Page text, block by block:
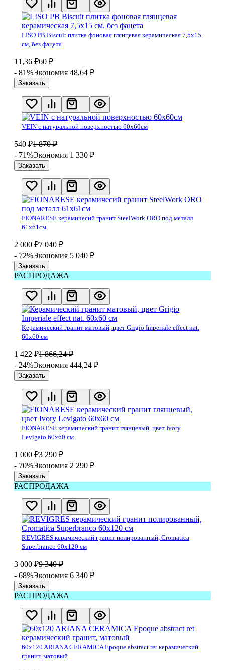
LISO PB Biscuit плитка фоновая глянцевая керамическая 7,5х15
см, без фацета
11,36 ₽60 ₽
- 81%Экономия 48,64 ₽
Заказать
VEIN с натуральной поверхностью 60х60см
540 ₽1 870 ₽
- 71%Экономия 1 330 ₽
Заказать
FIONARESE керамичесий гранит SteelWork ORO под металл
61х61см
2 000 ₽7 040 ₽
- 72%Экономия 5 040 ₽
Заказать
РАСПРОДАЖА
Керамический гранит матовый, цвет Grigio Imperiale effect nat.
60х60 см
1 422 ₽1 866,24 ₽
- 24%Экономия 444,24 ₽
Заказать
FIONARESE керамический гранит глянцевый, цвет Ivory
Levigato 60х60 см
1 000 ₽3 290 ₽
- 70%Экономия 2 290 ₽
Заказать
РАСПРОДАЖА
REVIGRES керамический гранит полированный, Cromatica
Superbranco 60х120 см
3 000 ₽9 340 ₽
- 68%Экономия 6 340 ₽
Заказать
РАСПРОДАЖА
60x120 ARIANA CERAMICA Epoque abstract ret керамический
гранит, матовый